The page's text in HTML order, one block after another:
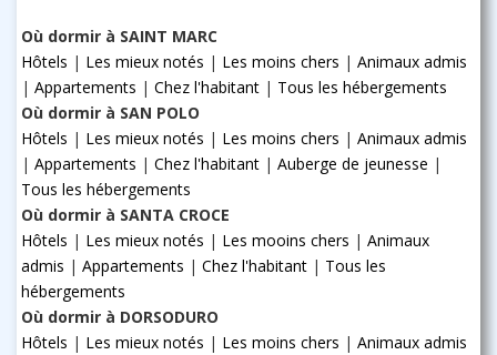
Où dormir à SAINT MARC
Hôtels | Les mieux notés | Les moins chers | Animaux admis
| Appartements | Chez l'habitant | Tous les hébergements
Où dormir à SAN POLO
Hôtels | Les mieux notés | Les moins chers | Animaux admis
| Appartements | Chez l'habitant | Auberge de jeunesse |
Tous les hébergements
Où dormir à SANTA CROCE
Hôtels | Les mieux notés | Les mooins chers | Animaux
admis | Appartements | Chez l'habitant | Tous les
hébergements
Où dormir à DORSODURO
Hôtels | Les mieux notés | Les moins chers | Animaux admis